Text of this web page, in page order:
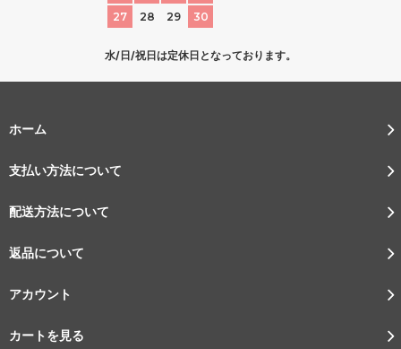
27
28 29 30
水/日/祝日は定休日となっております。
ホーム
支払い方法について
配送方法について
返品について
アカウント
カートを見る